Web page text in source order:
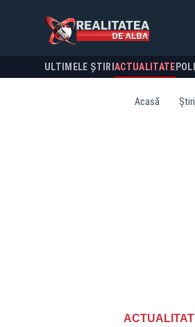
ULTIMELE ȘTIRI ACTUALITATE
Acasă Știri